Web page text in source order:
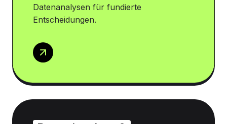
Datenanalysen für fundierte
Entscheidungen.